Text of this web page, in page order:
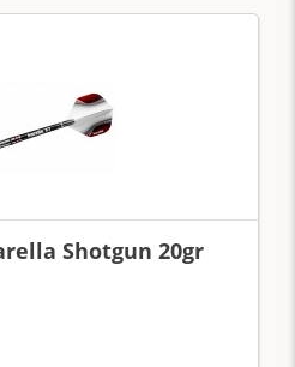
Shotgun 20gr